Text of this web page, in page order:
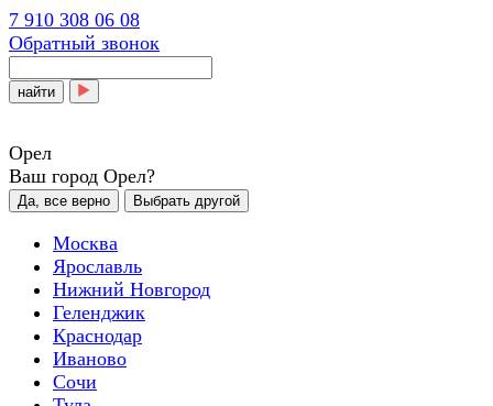
7 910 308 06 08
Обратный звонок
найти
Орел
Ваш город Орел?
Да, все верно Выбрать другой
Москва
Ярославль
Нижний Новгород
Геленджик
Краснодар
Иваново
Сочи